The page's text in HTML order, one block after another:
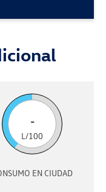
-
L/100
EN CIUDAD